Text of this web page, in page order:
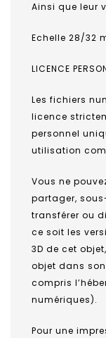
Ainsi que leur
Echelle 28/32
LICENCE
Les fichiers
licence
personnel
utilisation
Vous ne
partager,
transférer ou
ce soit les
3D de cet
objet dans
compris
numériques).
Pour une